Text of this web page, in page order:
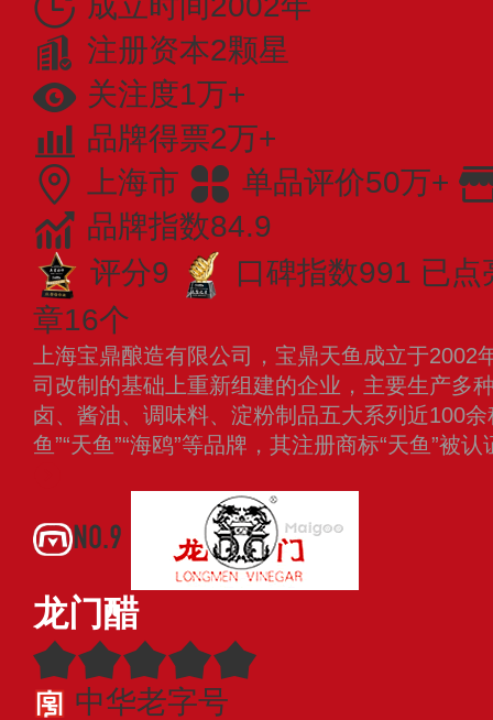
注册资本2颗星
关注度1万+
品牌得票2万+
上海市
单品评价50万+
品牌指数84.9
评分9
口碑指数991 已点
章16个
上海宝鼎酿造有限公司，宝鼎天鱼成立于
司改制的基础上重新组建的企业，主要生产多
卤、酱油、调味料、淀粉制品五大系列近100
鱼”“天鱼”“海鸥”等品牌，其注册商标“天鱼”被
NO.9
龙门醋
中华老字号